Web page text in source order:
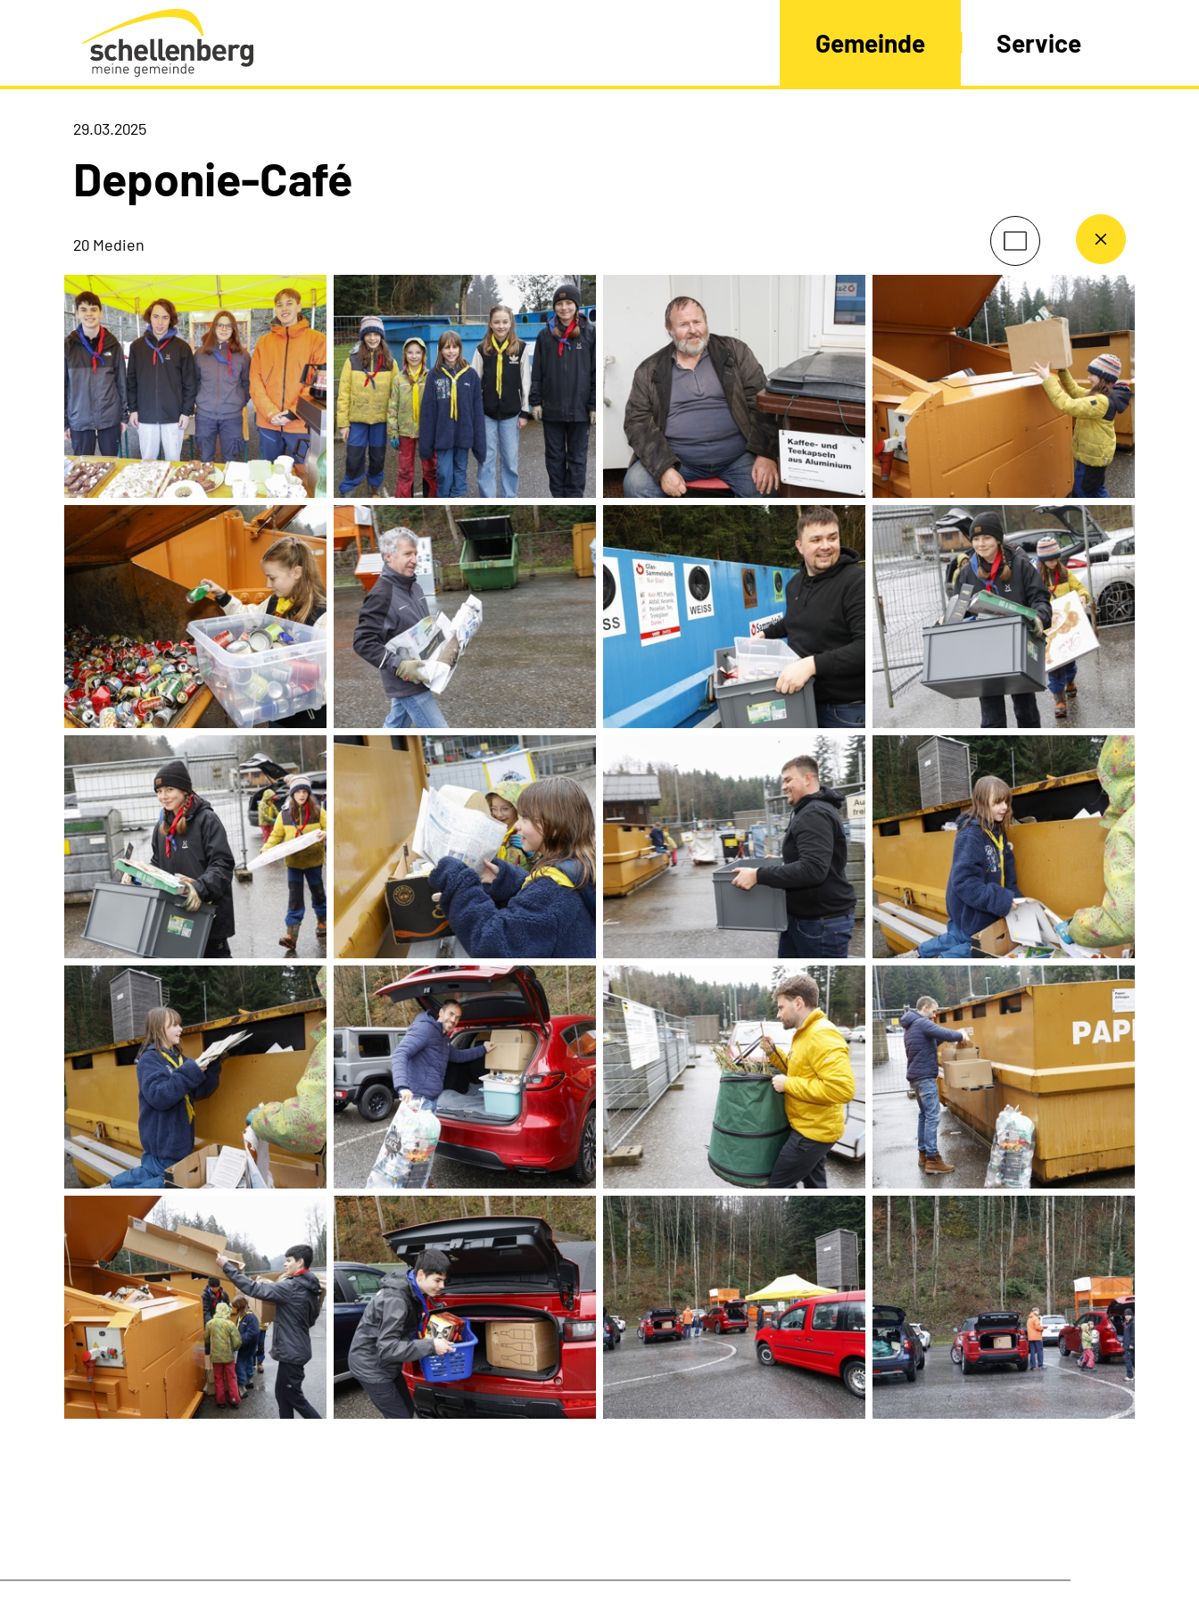
Gemeinde Schellenberg Startseite
Gemeinde Service
29.03.2025
Deponie-Café
20 Medien